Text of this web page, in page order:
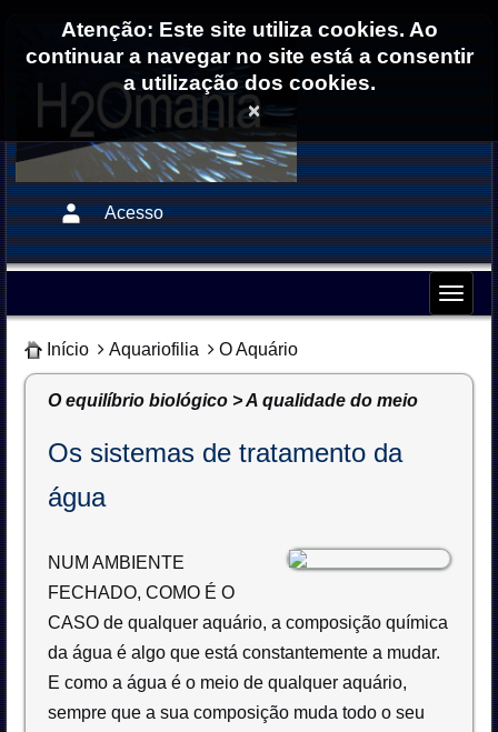
Acesso
Início Aquariofilia O Aquário
O equilíbrio biológico > A qualidade do meio
Os sistemas de tratamento da
água
NUM AMBIENTE
FECHADO, COMO É O
CASOde qualquer aquário, a composição química
da água é algo que está constantemente a mudar.
E como a água é o meio de qualquer aquário,
sempre que a sua composição muda todo o seu
Atenção: Este site utiliza cookies. Ao
continuar a navegar no site está a consentir
a utilização dos cookies.
×